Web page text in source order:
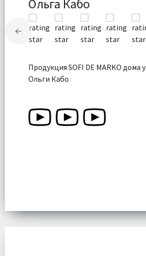
Ольга Кабо
Продукция SOFI DE MARKO дома у
Ольги Кабо